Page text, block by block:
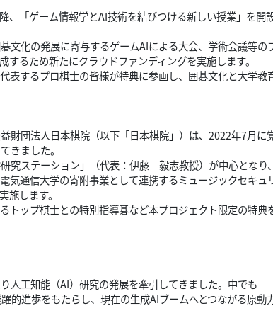
「ゲーム情報学とAI技術を結びつける新しい授業」を開
文化の発展に寄与するゲームAIによる大会、学術会議等の
るため新たにクラウドファンディングを実施します。
するプロ棋士の皆様が特典に参画し、囲碁文化と大学教
財団法人日本棋院（以下「日本棋院」）は、2022年7月に
きました。
究ステーション」（代表：伊藤 毅志教授）が中心となり
気通信大学の寄附事業として連携するミュージックセキュ
施します。
トップ棋士との特別指導碁など本プロジェクト限定の特典
人工知能（AI）研究の発展を牽引してきました。中でも
進歩をもたらし、現在の生成AIブームへとつながる原動